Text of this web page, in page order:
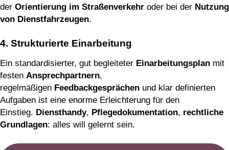
der Orientierung im Straßenverkehr oder bei der Nutzung
von Dienstfahrzeugen.
4. Strukturierte Einarbeitung
Ein standardisierter, gut begleiteter Einarbeitungsplan mit
festen Ansprechpartnern,
regelmäßigen Feedbackgesprächen und klar definierten
Aufgaben ist eine enorme Erleichterung für den
Einstieg. Diensthandy, Pflegedokumentation, rechtliche
Grundlagen: alles will gelernt sein.